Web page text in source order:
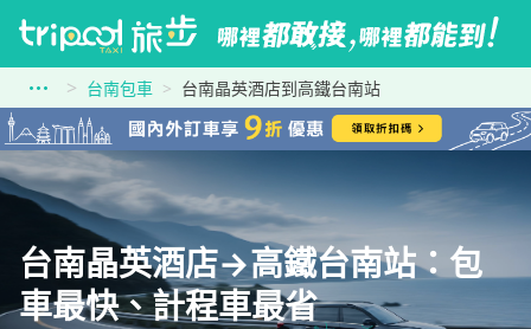
台南包車 台南晶英酒店到高鐵台南站
台南晶英酒店→高鐵台南站：包
車最快、計程車最省